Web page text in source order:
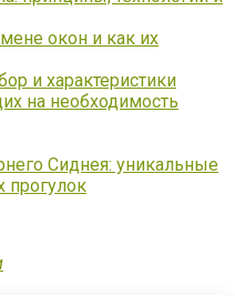
окон и как их
и характеристики
на необходимость
Сиднея: уникальные
прогулок